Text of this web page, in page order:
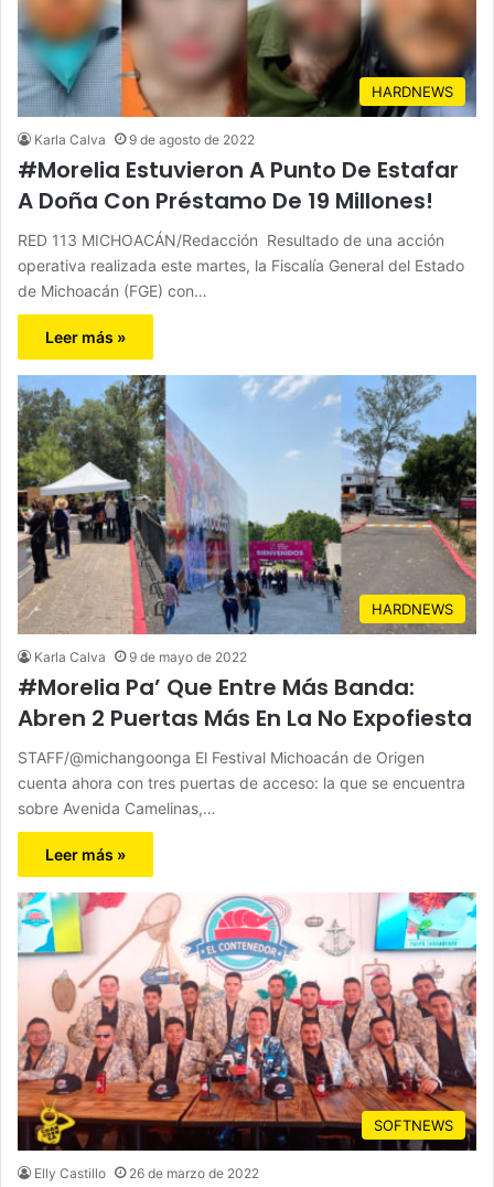
HARDNEWS
Karla Calva 9 de agosto de 2022
#Morelia Estuvieron A Punto De Estafar
A Doña Con Préstamo De 19 Millones!
RED 113 MICHOACÁN/Redacción Resultado de una acción
operativa realizada este martes, la Fiscalía General del Estado
de Michoacán (FGE) con…
Leer más »
HARDNEWS
Karla Calva 9 de mayo de 2022
#Morelia Pa’ Que Entre Más Banda:
Abren 2 Puertas Más En La No Expofiesta
STAFF/@michangoonga El Festival Michoacán de Origen
cuenta ahora con tres puertas de acceso: la que se encuentra
sobre Avenida Camelinas,…
Leer más »
SOFTNEWS
Elly Castillo 26 de marzo de 2022